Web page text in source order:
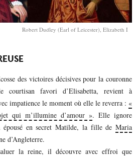
Robert Dudley (Earl of Leicester), Elizabeth I
des victoires décisives pour la couronne
courtisan favori d’Elisabetta, revient à
impatience le moment où elle le reverra : «
qui m’illumine d’amour ». Elle ignore
épousé en secret Matilde, la fille de Maria
d’Angleterre.
la reine, il découvre avec effroi que